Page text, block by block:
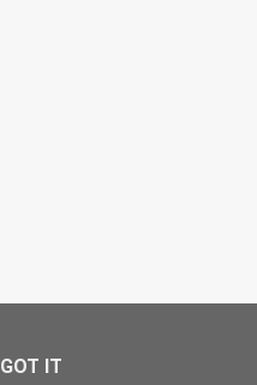
GOT IT